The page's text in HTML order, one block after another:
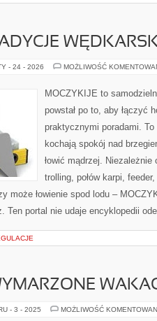
- 24 - 2026 MOŻLIWOŚĆ
MOCZYKIJE to
powstał po to, aby łączyć
praktycznymi poradami.
kochają spokój nad
łowić mądrzej.
trolling, połów karpi,
może łowienie spod lodu –
Ten portal nie udaje encyklopedii
- 3 - 2025 MOŻLIWOŚĆ